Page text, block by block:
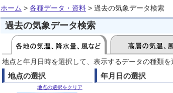
ホーム > 各種データ・資料 > 過去の気象データ検索
過去の気象データ検索
地点と年月日時を選択して、表示するデータの種類を
地点の選択
地点の選択をクリア
年月日の選択